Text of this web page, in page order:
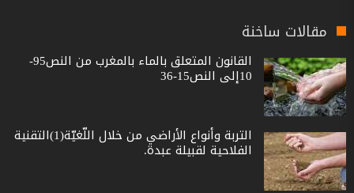
مقالات ساخنة
القانون المتعلق بالماء بالمغرب من النص95-
10إلى النص15-36
التربة وأنواع الأراضي من خلال اللّغيّة(1)التقنية
الفلاحية لقبيلة عبدة.